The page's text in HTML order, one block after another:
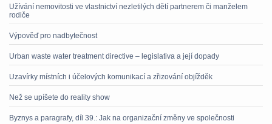
Užívání nemovitosti ve vlastnictví nezletilých dětí partnerem či manželem
rodiče
Výpověď pro nadbytečnost
Urban waste water treatment directive – legislativa a její dopady
Uzavírky místních i účelových komunikací a zřizování objížděk
Než se upíšete do reality show
Byznys a paragrafy, díl 39.: Jak na organizační změny ve společnosti